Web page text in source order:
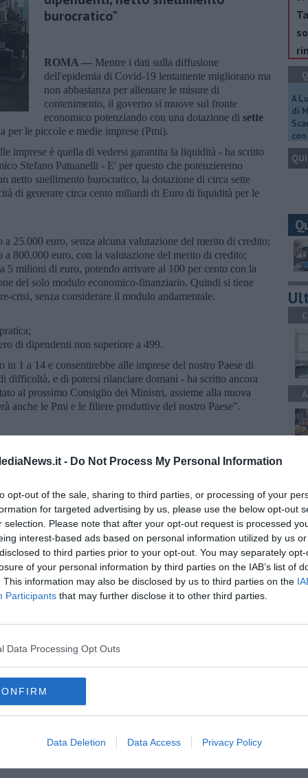
- Do Not Process My Personal Information
opt-out of the sale, sharing to third parties, or processing of your
for targeted advertising by us, please use the below opt-out
selection. Please note that after your opt-out request is processed
interest-based ads based on personal information utilized by us
to third parties prior to your opt-out. You may separately
of your personal information by third parties on the IAB’s list of
This information may also be disclosed by us to third parties on the
Participants that may further disclose it to other third parties.
Data Processing Opt Outs
Data Deletion Data Access Privacy Policy
burocratico"
ROMA — Mentre i dati sulla diffusione
dell'epidemia di Covid-19 lentamente migliorano ma
non abbastanza per allentare le misure di
contenimento, il governo si muove sul fronte
economico potenziando con una dotazione di sette
per le piccole e medie imprese (Pmi).
imprese è quella di vedersi garantita la liquidità - ha scritto
Stefano Patuanelli - E' per questo che potenzieremo
netto snellimento burocratico, la dotazione di circa sette
di generare circa cento miliardi di Euro di liquidità per le
25.000 euro, senza alcuna valutazione del merito di credito;
800.000 euro, con la valutazione del merito di credito;
5 milioni di euro, potendo arrivare al 100 per cento con la
del solo modulo economico-finanziario. Quindi si tiene
crisi, senza considerare il modulo andamentale.
di dipendenti non superiore a 499.
1 a 14 e consentirebbe alle imprese del nostro Paese di
difficoltà, e di potersi rilanciare domani - ha scritto ancora
al prossimo Consiglio dei Ministri, assieme alla nuova
anche le Pmi e le filiere produttive del nostro Paese".
A
di
QUI